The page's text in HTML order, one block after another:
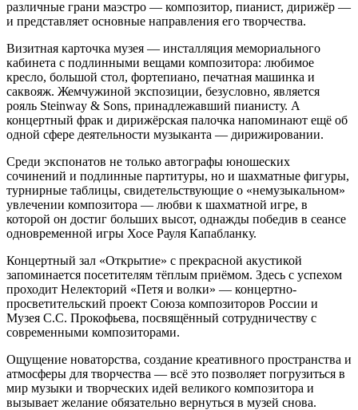
различные грани маэстро — композитор, пианист, дирижёр —
и представляет основные направления его творчества.
Визитная карточка музея — инсталляция мемориального
кабинета с подлинными вещами композитора: любимое
кресло, большой стол, фортепиано, печатная машинка и
саквояж. Жемчужиной экспозиции, безусловно, является
рояль Steinway & Sons, принадлежавший пианисту. А
концертный фрак и дирижёрская палочка напоминают ещё об
одной сфере деятельности музыканта — дирижировании.
Среди экспонатов не только автографы юношеских
сочинений и подлинные партитуры, но и шахматные фигуры,
турнирные таблицы, свидетельствующие о «немузыкальном»
увлечении композитора — любви к шахматной игре, в
которой он достиг больших высот, однажды победив в сеансе
одновременной игры Хосе Рауля Капабланку.
Концертный зал «Открытие» с прекрасной акустикой
запоминается посетителям тёплым приёмом. Здесь с успехом
проходит Нелекторий «Петя и волки» — концертно-
просветительский проект Союза композиторов России и
Музея С.С. Прокофьева, посвящённый сотрудничеству с
современными композиторами.
Ощущение новаторства, создание креативного пространства и
атмосферы для творчества — всё это позволяет погрузиться в
мир музыки и творческих идей великого композитора и
вызывает желание обязательно вернуться в музей снова.